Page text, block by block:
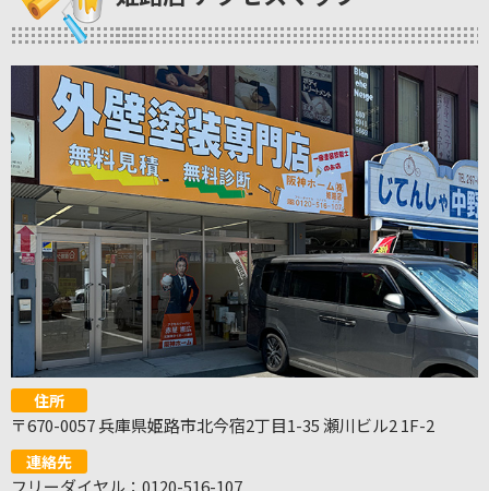
住所
〒670-0057 兵庫県姫路市北今宿2丁目1-35 瀬川ビル2 1F-2
連絡先
フリーダイヤル：0120-516-107